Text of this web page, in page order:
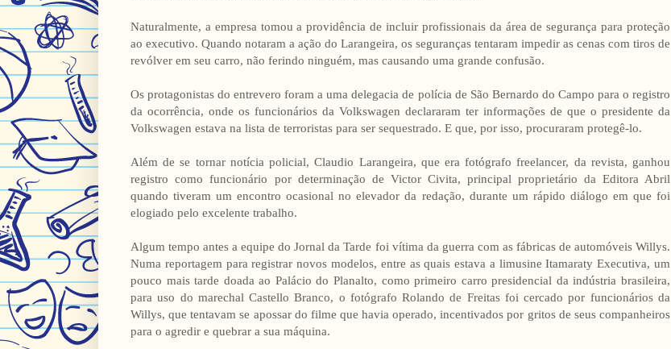
Naturalmente, a empresa tomou a providência de incluir profissionais da área de segurança para proteção
ao executivo. Quando notaram a ação do Larangeira, os seguranças tentaram impedir as cenas com tiros de
revólver em seu carro, não ferindo ninguém, mas causando uma grande confusão.
Os protagonistas do entrevero foram a uma delegacia de polícia de São Bernardo do Campo para o registro
da ocorrência, onde os funcionários da Volkswagen declararam ter informações de que o presidente da
Volkswagen estava na lista de terroristas para ser sequestrado. E que, por isso, procuraram protegê-lo.
Além de se tornar notícia policial, Claudio Larangeira, que era fotógrafo freelancer, da revista, ganhou
registro como funcionário por determinação de Victor Civita, principal proprietário da Editora Abril
quando tiveram um encontro ocasional no elevador da redação, durante um rápido diálogo em que foi
elogiado pelo excelente trabalho.
Algum tempo antes a equipe do Jornal da Tarde foi vítima da guerra com as fábricas de automóveis Willys.
Numa reportagem para registrar novos modelos, entre as quais estava a limusine Itamaraty Executiva, um
pouco mais tarde doada ao Palácio do Planalto, como primeiro carro presidencial da indústria brasileira,
para uso do marechal Castello Branco, o fotógrafo Rolando de Freitas foi cercado por funcionários da
Willys, que tentavam se apossar do filme que havia operado, incentivados por gritos de seus companheiros
para o agredir e quebrar a sua máquina.